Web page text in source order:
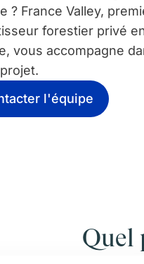
? France Valley,
forestier privé
vous accompagne
l'équipe
Quel